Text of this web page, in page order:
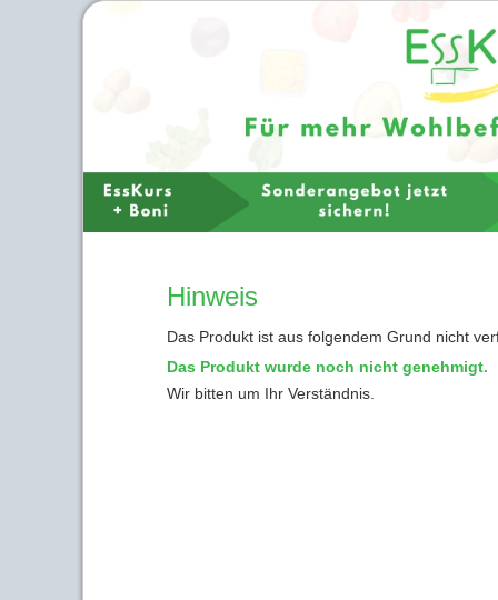
Hinweis
Das Produkt ist aus folgendem Grund nicht
Das Produkt wurde noch nicht genehmigt.
Wir bitten um Ihr Verständnis.